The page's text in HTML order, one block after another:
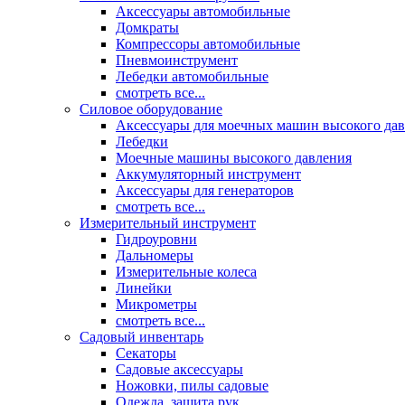
Аксессуары автомобильные
Домкраты
Компрессоры автомобильные
Пневмоинструмент
Лебедки автомобильные
смотреть все...
Силовое оборудование
Аксессуары для моечных машин высокого
Лебедки
Моечные машины высокого давления
Аккумуляторный инструмент
Аксессуары для генераторов
смотреть все...
Измерительный инструмент
Гидроуровни
Дальномеры
Измерительные колеса
Линейки
Микрометры
смотреть все...
Садовый инвентарь
Секаторы
Садовые аксессуары
Ножовки, пилы садовые
Одежда, защита рук